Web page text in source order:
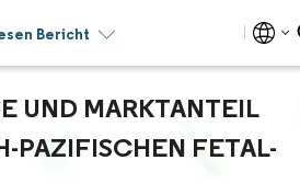
Bericht
UND MARKTANTEIL D
FETAL- U